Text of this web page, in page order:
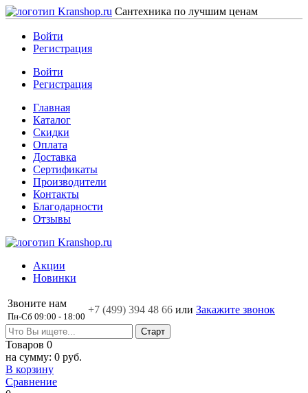
Сантехника по лучшим ценам
Войти
Регистрация
Войти
Регистрация
Главная
Каталог
Скидки
Оплата
Доставка
Сертификаты
Производители
Контакты
Благодарности
Отзывы
Акции
Новинки
Звоните нам
Пн-Сб 09:00 - 18:00
+7 (499) 394 48 66 или Закажите звонок
Товаров 0
на сумму: 0 руб.
В корзину
Сравнение